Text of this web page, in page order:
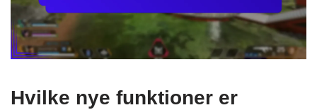
Hvilke nye funktioner er